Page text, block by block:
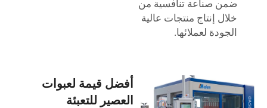
ضمن صناعة تنافسية من
خلال إنتاج منتجات عالية
الجودة لعملائها.
أفضل قيمة لعبوات
العصير للتعبئة